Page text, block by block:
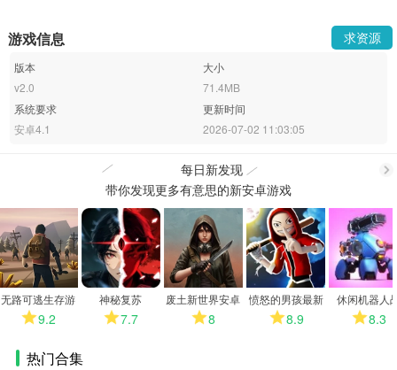
游戏信息 求资源
版本
v2.0
大小
71.4MB
系统要求
安卓4.1
更新时间
2026-07-02 11:03:05
每日新发现
多
带你发现更多有意思的新安卓游戏
无路可逃生存游
戏9.2
神秘复苏
7.7
废土新世界安卓
版8
愤怒的男孩最新
版8.9
休闲机器人
8.3
热门合集